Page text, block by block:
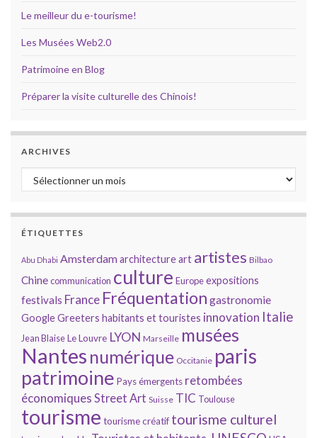
Le meilleur du e-tourisme!
Les Musées Web2.0
Patrimoine en Blog
Préparer la visite culturelle des Chinois!
ARCHIVES
Archives
ÉTIQUETTES
Abu Dhabi Amsterdamarchitectureart artistes Bilbao
Chinecommunication culture Europeexpositions
festivals France Fréquentation gastronomie
GoogleGreeters habitants et touristes innovation Italie
Jean BlaiseLe Louvre LYON Marseille musées
Nantes numérique Occitanie paris
patrimoine Pays émergents retombées
économiques Street Art Suisse TIC Toulouse
tourisme tourisme créatif tourisme culturel